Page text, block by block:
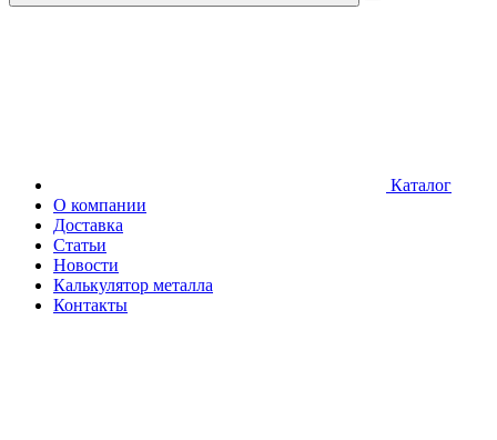
Каталог
О компании
Доставка
Статьи
Новости
Калькулятор металла
Контакты